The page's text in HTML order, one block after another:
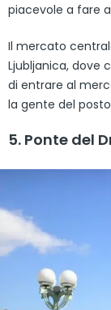
piacevole a fare
Il mercato
Ljubljanica, dove
di entrare al
la gente del
5. Ponte del